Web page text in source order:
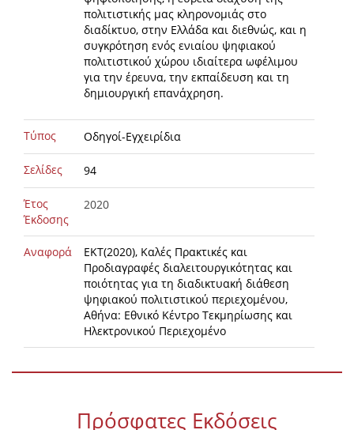
πολιτιστικής μας κληρονομιάς στο
διαδίκτυο, στην Ελλάδα και διεθνώς, και η
συγκρότηση ενός ενιαίου ψηφιακού
πολιτιστικού χώρου ιδιαίτερα ωφέλιμου
για την έρευνα, την εκπαίδευση και τη
δημιουργική επανάχρηση.
Τύπος Οδηγοί-Εγχειρίδια
Σελίδες 94
Έτος
Έκδοσης
2020
Αναφορά
ΕΚΤ(2020), Καλές Πρακτικές και
Προδιαγραφές διαλειτουργικότητας και
ποιότητας για τη διαδικτυακή διάθεση
ψηφιακού πολιτιστικού περιεχομένου,
Αθήνα: Εθνικό Κέντρο Τεκμηρίωσης και
Ηλεκτρονικού Περιεχομένο
Πρόσφατες Εκδόσεις